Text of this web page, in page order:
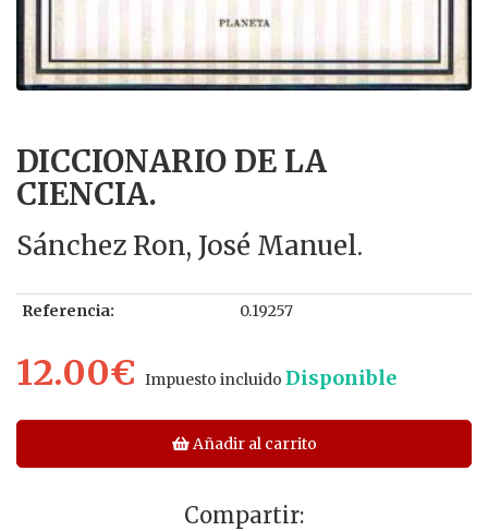
DICCIONARIO DE LA
CIENCIA.
Sánchez Ron, José Manuel.
Referencia: 0.19257
12.00€ Impuesto incluido Disponible
Añadir al carrito
Compartir: